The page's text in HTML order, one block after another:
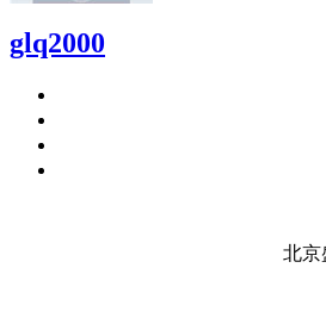
glq2000
北京